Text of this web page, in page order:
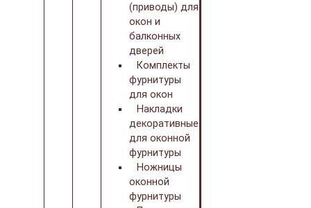
(приводы) для
окон и
балконных
дверей
Комплекты
фурнитуры
для окон
Накладки
декоративные
для оконной
фурнитуры
Ножницы
оконной
фурнитуры